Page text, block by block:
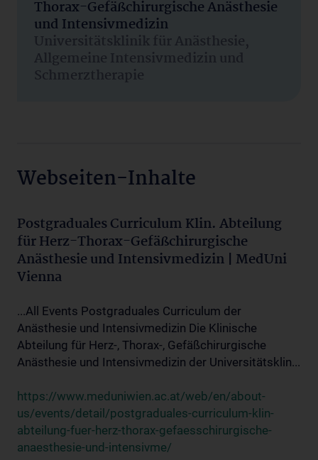
Thorax-Gefäßchirurgische Anästhesie
und Intensivmedizin
Universitätsklinik für Anästhesie,
Allgemeine Intensivmedizin und
Schmerztherapie
Webseiten-Inhalte
Postgraduales Curriculum Klin. Abteilung
für Herz-Thorax-Gefäßchirurgische
Anästhesie und Intensivmedizin | MedUni
Vienna
...All Events Postgraduales Curriculum der
Anästhesie und Intensivmedizin Die Klinische
Abteilung für Herz-, Thorax-, Gefäßchirurgische
Anästhesie und Intensivmedizin der Universitätsklin...
https://www.meduniwien.ac.at/web/en/about-
us/events/detail/postgraduales-curriculum-klin-
abteilung-fuer-herz-thorax-gefaesschirurgische-
anaesthesie-und-intensivme/